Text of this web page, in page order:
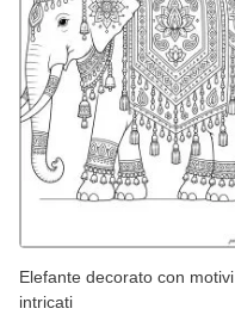
Elefante decorato con motivi
intricati